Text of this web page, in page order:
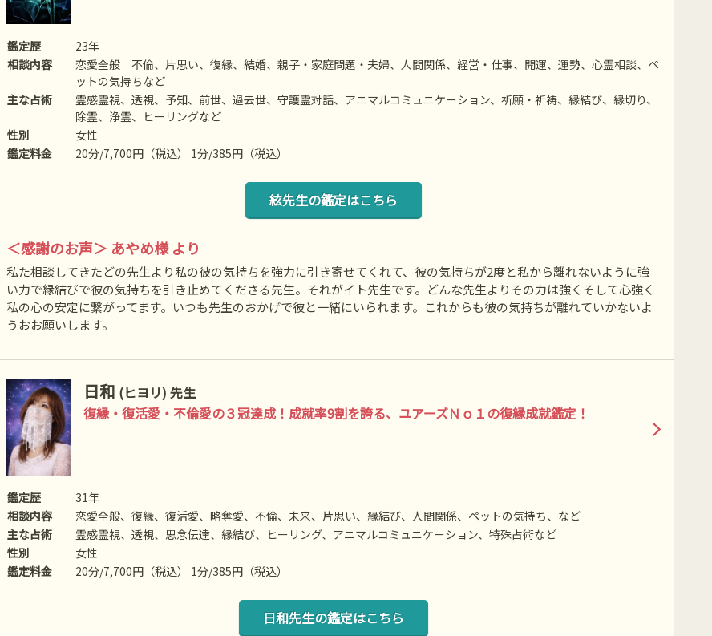
鑑定歴
23年
相談内容
恋愛全般 不倫、片思い、復縁、結婚、親子・家庭問題・夫婦、人間関係、経営・仕事、開運、運勢、心霊相談、ペ
ットの気持ちなど
主な占術
霊感霊視、透視、予知、前世、過去世、守護霊対話、アニマルコミュニケーション、祈願・祈祷、縁結び、縁切り、
除霊、浄霊、ヒーリングなど
性別
女性
鑑定料金
20分/7,700円（税込） 1分/385円（税込）
絃先生の鑑定はこちら
＜感謝のお声＞ あやめ様 より
私た相談してきたどの先生より私の彼の気持ちを強力に引き寄せてくれて、彼の気持ちが2度と私から離れないように強
い力で縁結びで彼の気持ちを引き止めてくださる先生。それがイト先生です。どんな先生よりその力は強くそして心強く
私の心の安定に繋がってます。いつも先生のおかげで彼と一緒にいられます。これからも彼の気持ちが離れていかないよ
うおお願いします。
日和 (ヒヨリ) 先生
復縁・復活愛・不倫愛の３冠達成！成就率9割を誇る、ユアーズＮｏ１の復縁成就鑑定！
鑑定歴
31年
相談内容
恋愛全般、復縁、復活愛、略奪愛、不倫、未来、片思い、縁結び、人間関係、ペットの気持ち、など
主な占術
霊感霊視、透視、思念伝達、縁結び、ヒーリング、アニマルコミュニケーション、特殊占術など
性別
女性
鑑定料金
20分/7,700円（税込） 1分/385円（税込）
日和先生の鑑定はこちら